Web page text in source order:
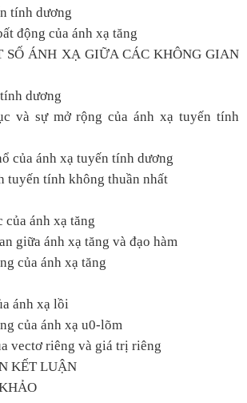
tính dương
động của ánh xạ tăng
SỐ ÁNH XẠ GIỮA CÁC KHÔNG GIAN
dương
và sự mở rộng của ánh xạ tuyến tính
của ánh xạ tuyến tính dương
tuyến tính không thuần nhất
ánh xạ tăng
giữa ánh xạ tăng và đạo hàm
của ánh xạ tăng
ánh xạ lồi
của ánh xạ u0-lõm
vectơ riêng và giá trị riêng
KẾT LUẬN